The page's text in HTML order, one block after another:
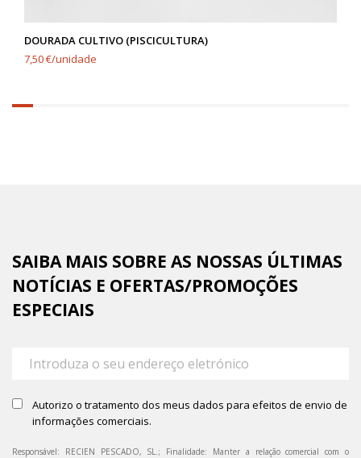
DOURADA CULTIVO (PISCICULTURA)
7,50 €/unidade
6.25%
SAIBA MAIS SOBRE AS NOSSAS ÚLTIMAS
NOTÍCIAS E OFERTAS/PROMOÇÕES
ESPECIAIS
Autorizo o tratamento dos meus dados para efeitos de envio de
informações comerciais.
Responsável: RECIEN PESCADO, SL.; Finalidade: Manter a relação comercial com o